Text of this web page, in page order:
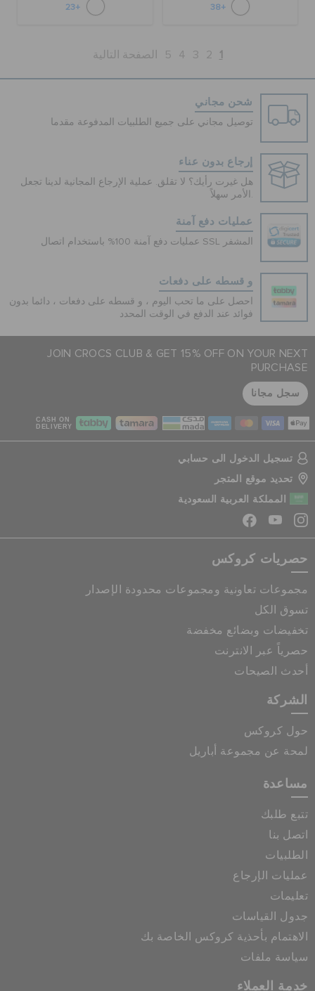
+38
+23
1
2
3
4
5 الصفحة التالية
شحن مجاني
توصيل مجاني على جميع الطلبيات المدفوعة مقدما
إرجاع بدون عناء
هل غيرت رأيك؟ لا تقلق. عملية الإرجاع المجانية لدينا تجعل
الأمر سهلاً.
عمليات دفع آمنة
عمليات دفع آمنة 100% باستخدام اتصال SSL المشفر
و قسطه على دفعات
احصل على ما تحب اليوم ، و قسطه على دفعات ، دائما بدون
فوائد عند الدفع في الوقت المحدد
JOIN CROCS CLUB & GET 15% OFF ON YOUR NEXT
PURCHASE
سجل مجانا
CASH ON
DELIVERY
تسجيل الدخول الى حسابي
تحديد موقع المتجر
المملكة العربية السعودية
حصريات كروكس
مجموعات تعاونية ومجموعات محدودة الإصدار
تسوق الكل
تخفيضات وبضائع مخفضة
حصرياً عبر الانترنت
أحدث الصيحات
الشركة
حول كروكس
لمحة عن مجموعة أباريل
مساعدة
تتبع طلبك
اتصل بنا
الطلبيات
عمليات الإرجاع
تعليمات
جدول القياسات
الاهتمام بأحذية كروكس الخاصة بك
سياسة ملفات
خدمة العملاء